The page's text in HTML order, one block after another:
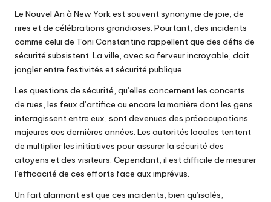
Le Nouvel An à New York est souvent synonyme de joie, de
rires et de célébrations grandioses. Pourtant, des incidents
comme celui de Toni Constantino rappellent que des défis de
sécurité subsistent. La ville, avec sa ferveur incroyable, doit
jongler entre festivités et sécurité publique.
Les questions de sécurité, qu’elles concernent les concerts
de rues, les feux d’artifice ou encore la manière dont les gens
interagissent entre eux, sont devenues des préoccupations
majeures ces dernières années. Les autorités locales tentent
de multiplier les initiatives pour assurer la sécurité des
citoyens et des visiteurs. Cependant, il est difficile de mesurer
l’efficacité de ces efforts face aux imprévus.
Un fait alarmant est que ces incidents, bien qu’isolés,